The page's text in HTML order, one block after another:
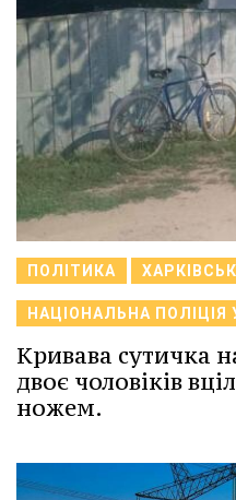
ПОЛІТИКА
НАЦІОНАЛЬНА ПОЛІЦІЯ
Кривава сутичка
двоє чоловіків
ножем.